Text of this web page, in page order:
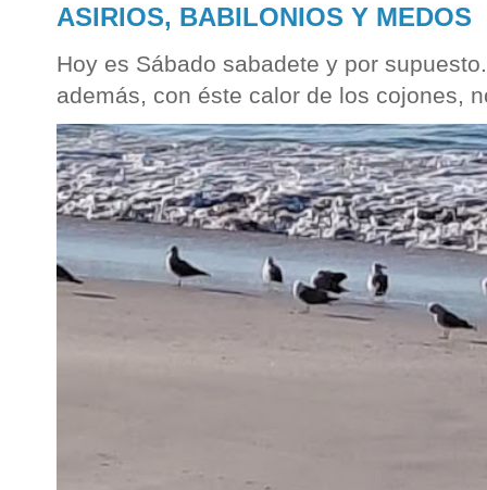
ASIRIOS, BABILONIOS Y MEDOS
Hoy es Sábado sabadete y por
además, con éste calor de los cojones,